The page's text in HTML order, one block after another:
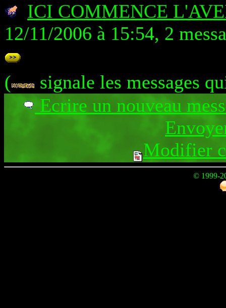
ICI COMMENCE
12/11/2006 à 15:54, 2
(
signale les messages
Ecrire un nouveau
Modifier
© 1999-